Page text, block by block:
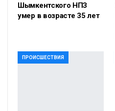
Шымкентского НПЗ
умер в возрасте 35 лет
ПРОИСШЕСТВИЯ